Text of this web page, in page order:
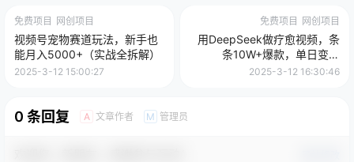
免费项目 网创项目
视频号宠物赛道玩法，新手也
能月入5000+（实战全拆解）
2025-3-12 15:00:27
免费项目 网创项目
用DeepSeek做疗愈视频，条
条10W+爆款，单日变现
1000+
2025-3-12 16:30:46
0 条回复 A 文章作者 M 管理员